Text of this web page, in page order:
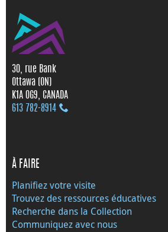
30, rue Bank
Ottawa (ON)
K1A 0G9, CANADA
613 782‑8914
À FAIRE
Planifiez votre visite
Trouvez des ressources éducatives
Recherche dans la Collection
Communiquez avec nous